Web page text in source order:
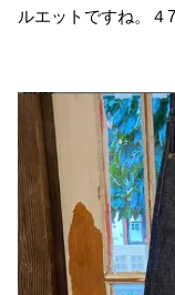
ルエットですね。４